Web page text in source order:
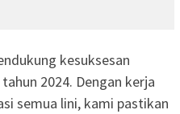
kesuksesan
2024. Dengan kerja
semua lini, kami pastikan